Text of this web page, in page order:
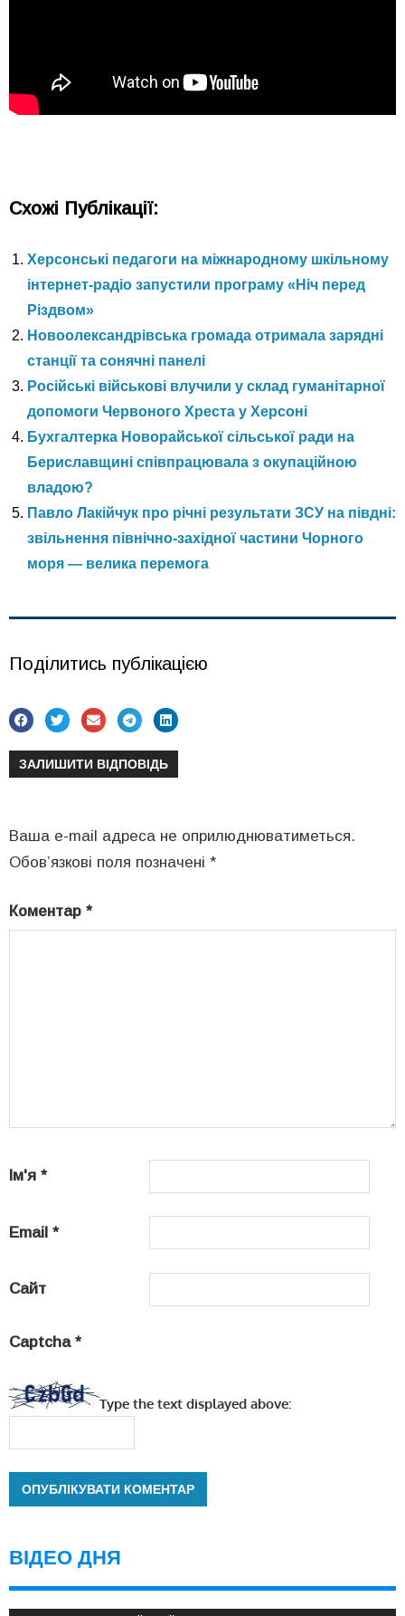
Схожі Публікації:
Херсонські педагоги на міжнародному шкільному
інтернет-радіо запустили програму «Ніч перед
Різдвом»
Новоолександрівська громада отримала зарядні
станції та сонячні панелі
Російські військові влучили у склад гуманітарної
допомоги Червоного Хреста у Херсоні
Бухгалтерка Новорайської сільської ради на
Бериславщині співпрацювала з окупаційною
владою?
Павло Лакійчук про річні результати ЗСУ на півдні:
звільнення північно-західної частини Чорного
моря — велика перемога
Поділитись публікацією
ЗАЛИШИТИ ВІДПОВІДЬ
Ваша e-mail адреса не оприлюднюватиметься.
Обов’язкові поля позначені *
Коментар *
Ім'я *
Email *
Сайт
Captcha *
Type the text displayed above:
ВІДЕО ДНЯ